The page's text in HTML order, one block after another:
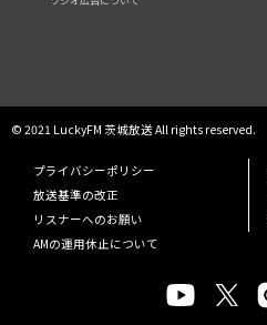
© 2021 LuckyFM 茨城放送 All rights reserved.
プライバシーポリシー
放送基準の改正
リスナーへのお願い
AMの運用休止について